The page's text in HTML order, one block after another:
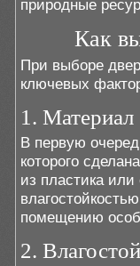
природные
Как
При выборе
ключевых
1. Материал
В первую
которого
из пластика
помещению
2.